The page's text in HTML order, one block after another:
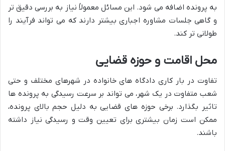
به پرونده اضافه می شود. این مسائل معمولاً نیاز به بررسی دقیق تر
و گاهی جلسات مشاوره اجباری بیشتر دارند که می تواند فرآیند را
طولانی تر کند.
محل اقامت و حوزه قضایی
تفاوت در بار کاری دادگاه های خانواده در شهرهای مختلف و حتی
شعب متفاوت در یک شهر، می تواند بر سرعت رسیدگی به پرونده ها
تاثیر بگذارد. برخی حوزه های قضایی به دلیل حجم بالای پرونده،
ممکن است زمان بیشتری برای تعیین وقت و رسیدگی نیاز داشته
باشند.